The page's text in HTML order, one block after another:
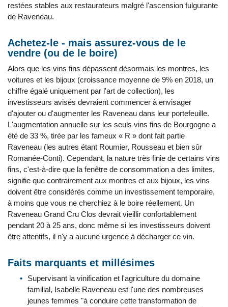
restées stables aux restaurateurs malgré l'ascension fulgurante
de Raveneau.
Achetez-le - mais assurez-vous de le
vendre (ou de le boire)
Alors que les vins fins dépassent désormais les montres, les
voitures et les bijoux (croissance moyenne de 9% en 2018, un
chiffre égalé uniquement par l'art de collection), les
investisseurs avisés devraient commencer à envisager
d'ajouter ou d'augmenter les Raveneau dans leur portefeuille.
L'augmentation annuelle sur les seuls vins fins de Bourgogne a
été de 33 %, tirée par les fameux « R » dont fait partie
Raveneau (les autres étant Roumier, Rousseau et bien sûr
Romanée-Conti). Cependant, la nature très finie de certains vins
fins, c'est-à-dire que la fenêtre de consommation a des limites,
signifie que contrairement aux montres et aux bijoux, les vins
doivent être considérés comme un investissement temporaire,
à moins que vous ne cherchiez à le boire réellement. Un
Raveneau Grand Cru Clos devrait vieillir confortablement
pendant 20 à 25 ans, donc même si les investisseurs doivent
être attentifs, il n'y a aucune urgence à décharger ce vin.
Faits marquants et millésimes
Supervisant la vinification et l'agriculture du domaine
familial, Isabelle Raveneau est l'une des nombreuses
jeunes femmes "à conduire cette transformation de